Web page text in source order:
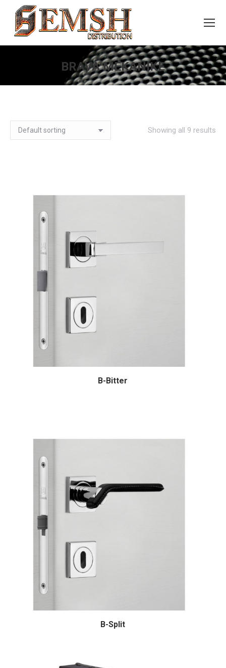
BRAVA MEKANIKE
You are here:
Showing all 9 results
B-Bitter
B-Split